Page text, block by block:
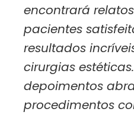
encontrará
pacientes
resultados
cirurgias
depoimentos
procedimentos